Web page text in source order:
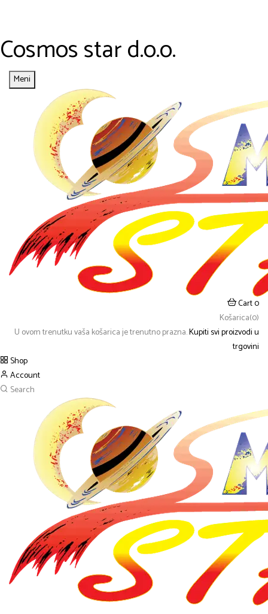
Cosmos star d.o.o.
Meni
Cart0
Košarica(0)
U ovom trenutku vaša košarica je trenutno prazna.Kupiti svi proizvodi u
trgovini
Shop
Account
Search